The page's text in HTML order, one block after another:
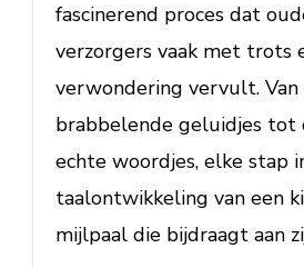
fascinerend proces dat
verzorgers vaak met trots
verwondering vervult.
brabbelende geluidjes tot
echte woordjes, elke stap
taalontwikkeling van een
mijlpaal die bijdraagt aan